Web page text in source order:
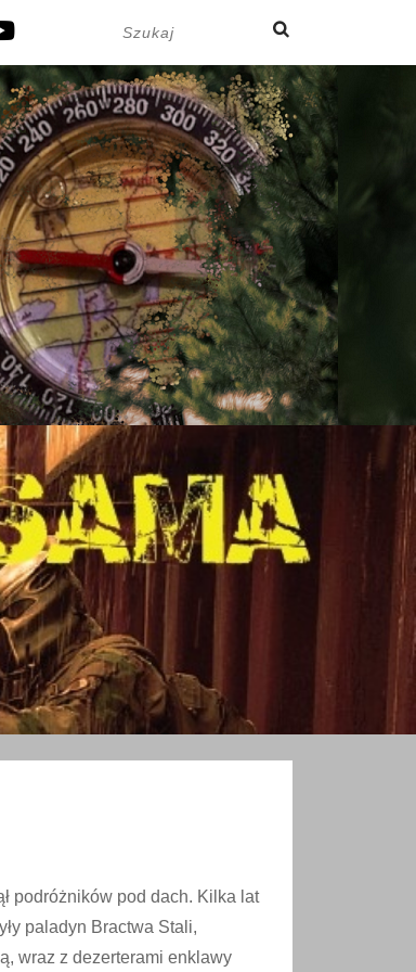
Search
podróżników pod dach. Kilka lat
paladyn Bractwa Stali,
wraz z dezerterami enklawy